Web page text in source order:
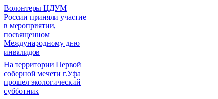
Волонтеры ЦДУМ
России приняли участие
в мероприятии,
посвященном
Международному дню
инвалидов
На территории Первой
соборной мечети г.Уфа
прошел экологический
субботник